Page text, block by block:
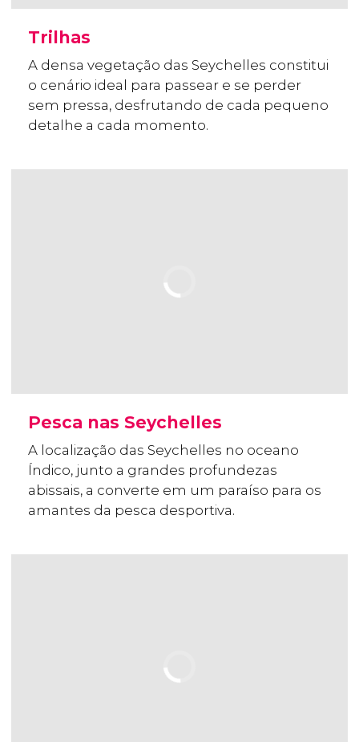
Trilhas
A densa vegetação das Seychelles constitui
o cenário ideal para passear e se perder
sem pressa, desfrutando de cada pequeno
detalhe a cada momento.
Pesca nas Seychelles
A localização das Seychelles no oceano
Índico, junto a grandes profundezas
abissais, a converte em um paraíso para os
amantes da pesca desportiva.